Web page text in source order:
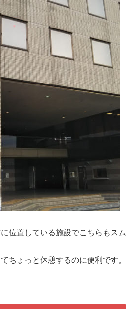
位置している施設でこちらもスム
ちょっと休憩するのに便利です。